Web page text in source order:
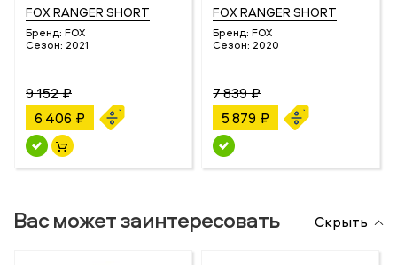
FOX RANGER SHORT
Бренд: FOX
Сезон: 2021
9 152 ₽
6 406 ₽
FOX RANGER SHORT
Бренд: FOX
Сезон: 2020
7 839 ₽
5 879 ₽
Вас может заинтересовать Скрыть